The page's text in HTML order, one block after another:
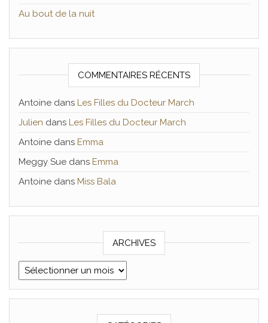
Au bout de la nuit
COMMENTAIRES RÉCENTS
Antoine dans Les Filles du Docteur March
Julien dans Les Filles du Docteur March
Antoine dans Emma
Meggy Sue dans Emma
Antoine dans Miss Bala
ARCHIVES
Archives